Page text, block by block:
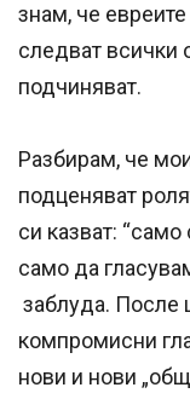
знам, че
следват всички
подчиняват.
Разбирам, че
подценяват
си казват:
само да
заблуда. После
компромисни
нови и нови